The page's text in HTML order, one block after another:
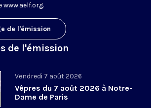
www.aelf.org.
de l'émission
de l'émission
Vendredi 7 août 2026
Vêpres du 7 août 2026 à Notre-
Dame de Paris